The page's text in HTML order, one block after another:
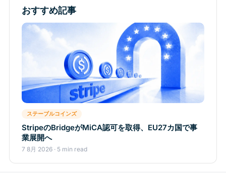
おすすめ記事
ステーブルコインズ
StripeのBridgeがMiCA認可を取得、EU27カ国で事
業展開へ
7 8月 2026 · 5 min read